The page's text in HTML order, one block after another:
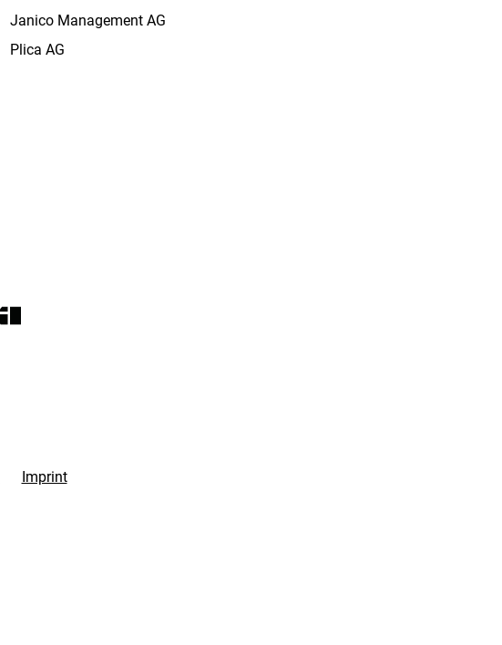
Janico Management AG
Plica AG
Imprint